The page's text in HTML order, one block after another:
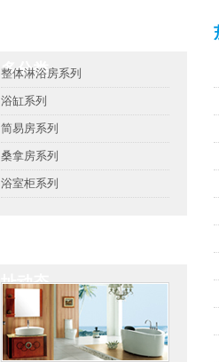
多分类
整体淋浴房系列
浴缸系列
简易房系列
桑拿房系列
浴室柜系列
址动态